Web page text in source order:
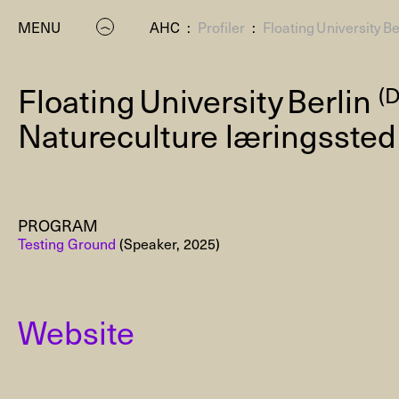
MENU AHC : Profiler : Floating University
Floating University Berlin
Natureculture læringssted
PROGRAM
Testing Ground (Speaker, 2025)
Website